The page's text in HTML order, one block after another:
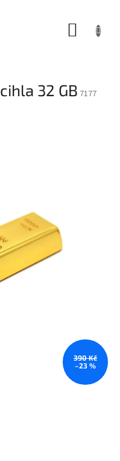
32 GB 7177
390 Kč
–23 %